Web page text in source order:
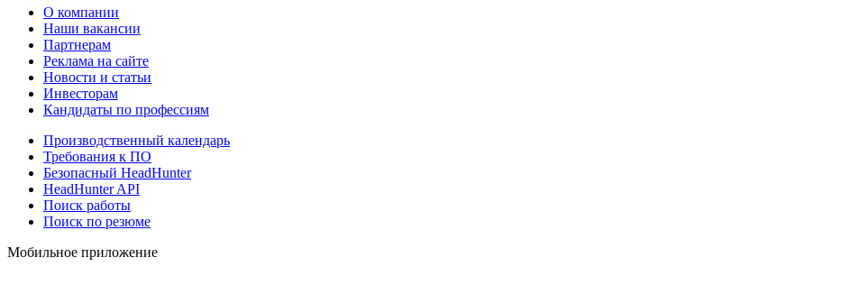
О компании
Наши вакансии
Партнерам
Реклама на сайте
Новости и статьи
Инвесторам
Кандидаты по профессиям
Производственный календарь
Требования к ПО
Безопасный HeadHunter
HeadHunter API
Поиск работы
Поиск по резюме
Мобильное приложение